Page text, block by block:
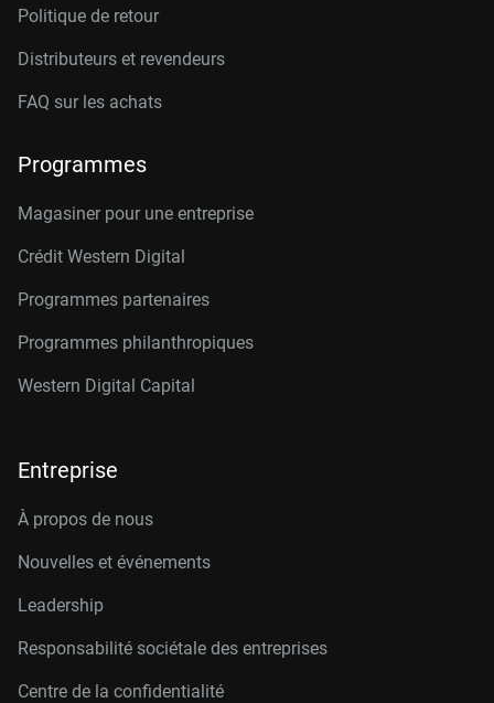
Politique de retour
Distributeurs et revendeurs
FAQ sur les achats
Programmes
Magasiner pour une entreprise
Crédit Western Digital
Programmes partenaires
Programmes philanthropiques
Western Digital Capital
Entreprise
À propos de nous
Nouvelles et événements
Leadership
Responsabilité sociétale des entreprises
Centre de la confidentialité